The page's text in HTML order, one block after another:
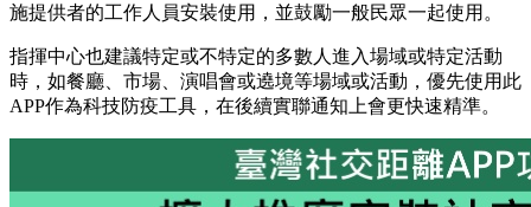
施提供者的工作人員安裝使用，並鼓勵一般民眾一起使用。
指揮中心也建議特定或不特定的多數人進入場域或特定活動
時，如餐廳、市場、演唱會或遶境等場域或活動，優先使用此
APP作為科技防疫工具，在後續實聯通知上會更快速精準。